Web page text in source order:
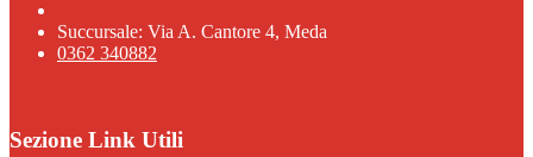
Succursale: Via A. Cantore 4, Meda
0362 340882
Sezione Link Utili